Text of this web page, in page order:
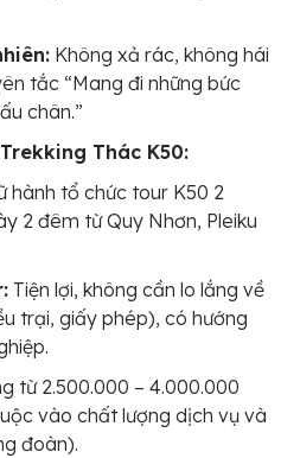
Không xả rác, không hái
tắc “Mang đi những bức
chân.”
Thác K50:
hành tổ chức tour K50 2
2 đêm từ Quy Nhơn, Pleiku
Tiện lợi, không cần lo lắng về
trại, giấy phép), có hướng
từ 2.500.000 – 4.000.000
vào chất lượng dịch vụ và
đoàn).